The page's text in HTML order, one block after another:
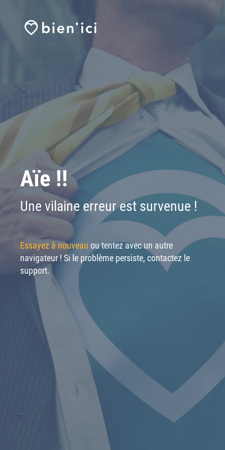
Aïe !!
Une vilaine erreur est survenue !
Essayez à nouveau ou tentez avec un autre
navigateur ! Si le problème persiste, contactez le
support.